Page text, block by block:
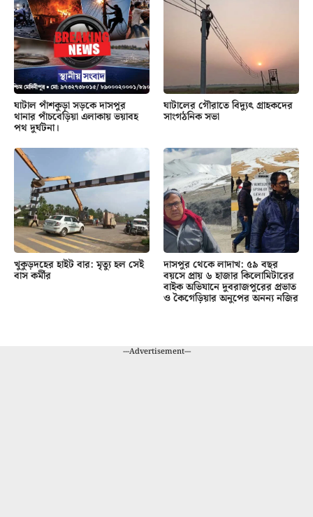
ঘাটাল পাঁশকুড়া সড়কে দাসপুর
থানার পাঁচবেড়িয়া এলাকায় ভয়াবহ
পথ দুর্ঘটনা।
ঘাটালের গৌরাতে বিদ্যুৎ গ্রাহকদের
সাংগঠনিক সভা
খুকুড়দহের হাইট বার: মৃত্যু হল সেই
বাস কর্মীর
দাসপুর থেকে লাদাখ: ৫৯ বছর
বয়সে প্রায় ৬ হাজার কিলোমিটারের
বাইক অভিযানে দুবরাজপুরের প্রভাত
ও কৈগেড়িয়ার অনুপের অনন্য নজির
---Advertisement---